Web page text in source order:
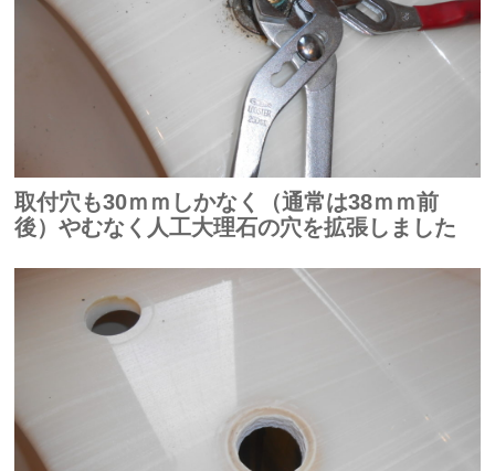
取付穴も30ｍｍしかなく（通常は38ｍｍ前
後）やむなく人工大理石の穴を拡張しました